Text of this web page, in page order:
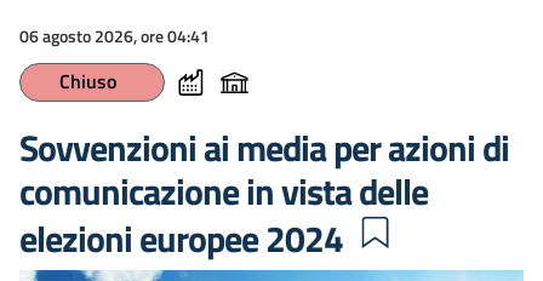
06 agosto 2026, ore 04:41
Chiuso
Sovvenzioni ai media per azioni di
comunicazione in vista delle
elezioni europee 2024